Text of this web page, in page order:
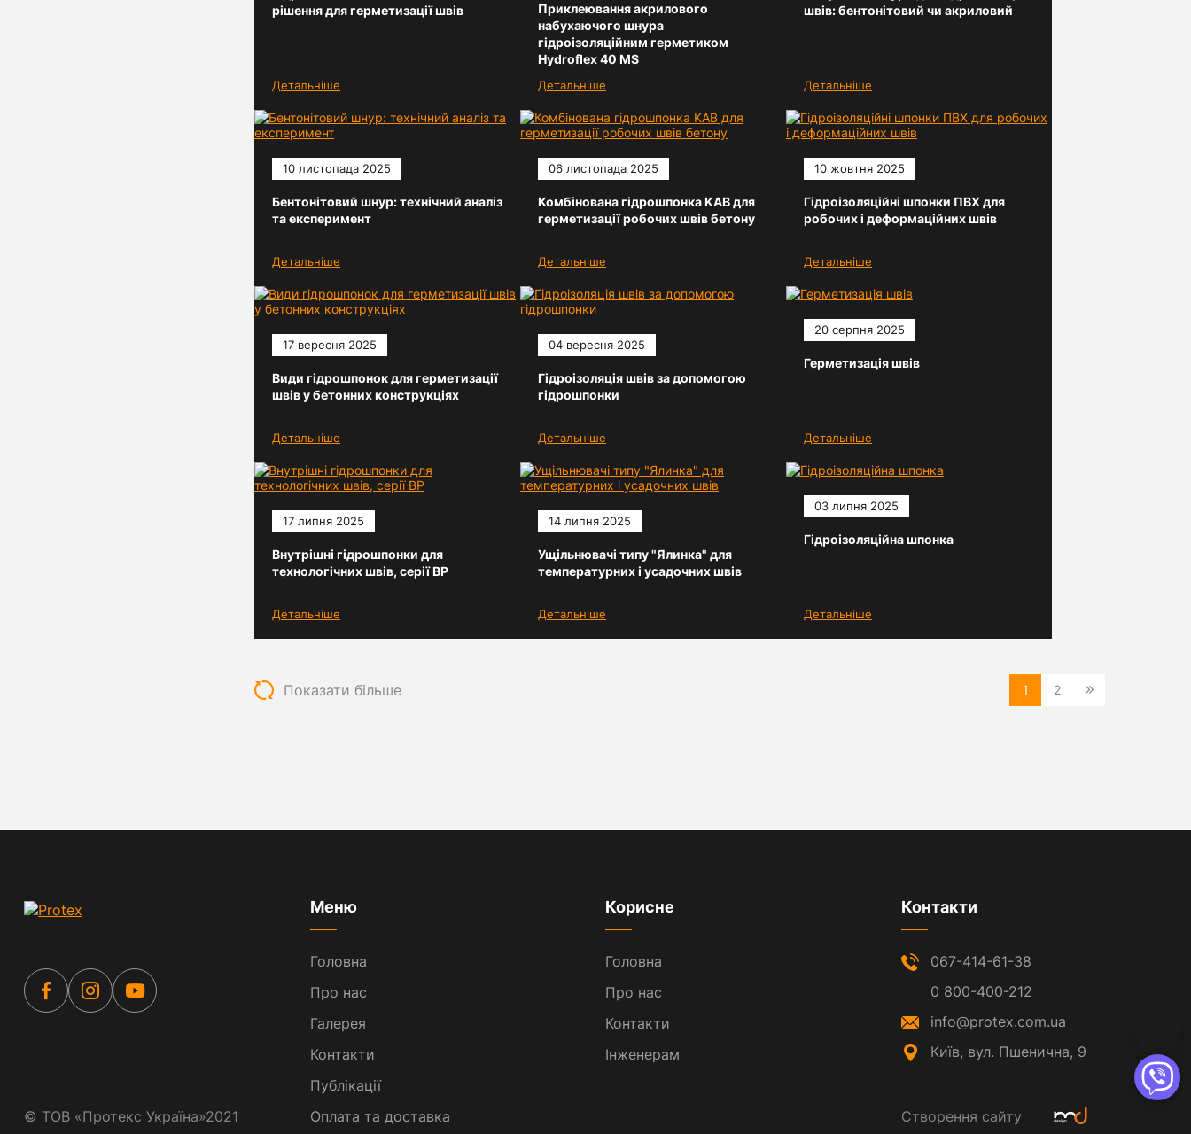
рішення для герметизації швів
Детальніше
Приклеювання акрилового
набухаючого шнура
гідроізоляційним герметиком
Hydroflex 40 MS
Детальніше
швів: бентонітовий чи акриловий
Детальніше
10 листопада 2025
Бентонітовий шнур: технічний аналіз
та експеримент
Детальніше
06 листопада 2025
Комбінована гідрошпонка KAB для
герметизації робочих швів бетону
Детальніше
10 жовтня 2025
Гідроізоляційні шпонки ПВХ для
робочих і деформаційних швів
Детальніше
17 вересня 2025
Види гідрошпонок для герметизації
швів у бетонних конструкціях
Детальніше
04 вересня 2025
Гідроізоляція швів за допомогою
гідрошпонки
Детальніше
20 серпня 2025
Герметизація швів
Детальніше
17 липня 2025
Внутрішні гідрошпонки для
технологічних швів, серії ВР
Детальніше
14 липня 2025
Ущільнювачі типу "Ялинка" для
температурних і усадочних швів
Детальніше
03 липня 2025
Гідроізоляційна шпонка
Детальніше
Показати більше 1 2
Меню
Головна
Про нас
Галерея
Контакти
Публікації
Оплата та доставка
Корисне
Головна
Про нас
Контакти
Інженерам
Контакти
067-414-61-38
0 800-400-212
info@protex.com.ua
Київ, вул. Пшенична, 9
© ТОВ «Протекс Україна»2021 Створення сайту